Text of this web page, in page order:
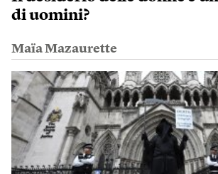
di uomini?
Maïa Mazaurette